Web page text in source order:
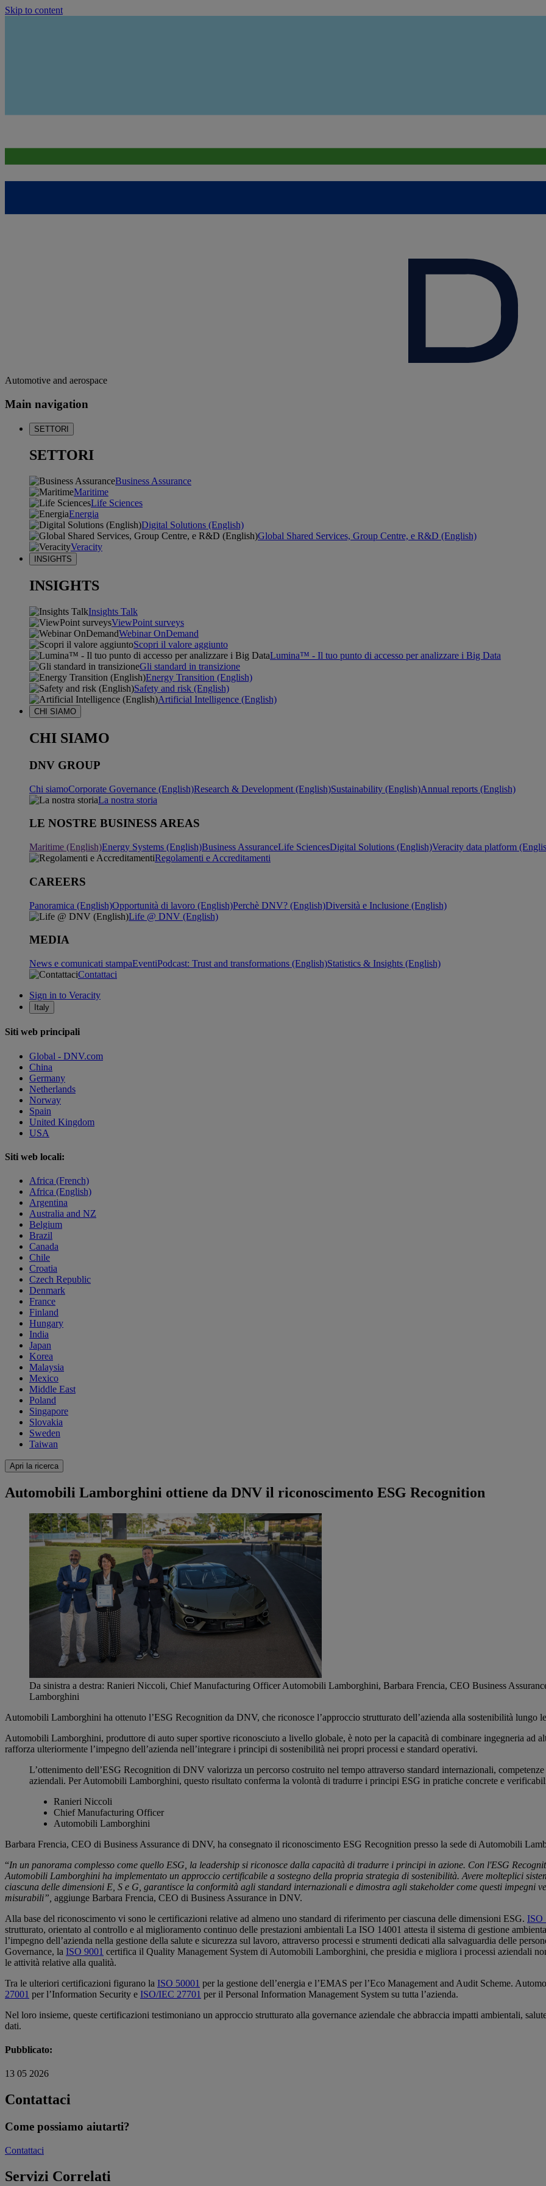
Skip to content
Automotive and aerospace
Main navigation
SETTORI
SETTORI
Business Assurance
Maritime
Life Sciences
Energia
Digital Solutions (English)
Global Shared Services, Group Centre, e R&D (English)
Veracity
INSIGHTS
INSIGHTS
Insights Talk
ViewPoint surveys
Webinar OnDemand
Scopri il valore aggiunto
Lumina™ - Il tuo punto di accesso per analizzare i Big Data
Gli standard in transizione
Energy Transition (English)
Safety and risk (English)
Artificial Intelligence (English)
CHI SIAMO
CHI SIAMO
DNV GROUP
Chi siamoCorporate Governance (English)Research & Development (English)Sustainability (English)Annual reports (English)
La nostra storia
LE NOSTRE BUSINESS AREAS
Maritime (English)Energy Systems (English)Business AssuranceLife SciencesDigital Solutions (English)Veracity data platform
Regolamenti e Accreditamenti
CAREERS
Panoramica (English)Opportunità di lavoro (English)Perchè DNV? (English)Diversità e Inclusione (English)
Life @ DNV (English)
MEDIA
News e comunicati stampaEventiPodcast: Trust and transformations (English)Statistics & Insights (English)
Contattaci
Sign in to Veracity
Italy
Siti web principali
Global - DNV.com
China
Germany
Netherlands
Norway
Spain
United Kingdom
USA
Siti web locali:
Africa (French)
Africa (English)
Argentina
Australia and NZ
Belgium
Brazil
Canada
Chile
Croatia
Czech Republic
Denmark
France
Finland
Hungary
India
Japan
Korea
Malaysia
Mexico
Middle East
Poland
Singapore
Slovakia
Sweden
Taiwan
Apri la ricerca
Automobili Lamborghini ottiene da DNV il riconoscimento ESG Recognition
Da sinistra a destra: Ranieri Niccoli, Chief Manufacturing Officer Automobili Lamborghini, Barbara Frencia, CEO Business
Lamborghini
Automobili Lamborghini ha ottenuto l’ESG Recognition da DNV, che riconosce l’approccio strutturato dell’azienda alla sostenibilità lungo
Automobili Lamborghini, produttore di auto super sportive riconosciuto a livello globale, è noto per la capacità di combinare ingegneria ad
rafforza ulteriormente l’impegno dell’azienda nell’integrare i principi di sostenibilità nei propri processi e standard operativi.
L’ottenimento dell’ESG Recognition di DNV valorizza un percorso costruito nel tempo attraverso standard internazionali,
aziendali. Per Automobili Lamborghini, questo risultato conferma la volontà di tradurre i principi ESG in pratiche concrete e
Ranieri Niccoli
Chief Manufacturing Officer
Automobili Lamborghini
Barbara Frencia, CEO di Business Assurance di DNV, ha consegnato il riconoscimento ESG Recognition presso la sede di Automobili
“In un panorama complesso come quello ESG, la leadership si riconosce dalla capacità di tradurre i principi in azione. Con l'ESG
Automobili Lamborghini ha implementato un approccio certificabile a sostegno della propria strategia di sostenibilità. Avere molteplici
ciascuna delle dimensioni E, S e G, garantisce la conformità agli standard internazionali e dimostra agli stakeholder come questi impegni
misurabili”, aggiunge Barbara Frencia, CEO di Business Assurance in DNV.
Alla base del riconoscimento vi sono le certificazioni relative ad almeno uno standard di riferimento per ciascuna delle dimensioni ESG. ISO
strutturato, orientato al controllo e al miglioramento continuo delle prestazioni ambientali La ISO 14001 attesta il sistema di gestione
l’impegno dell’azienda nella gestione della salute e sicurezza sul lavoro, attraverso processi e strumenti dedicati alla salvaguardia delle
Governance, la ISO 9001 certifica il Quality Management System di Automobili Lamborghini, che presidia e migliora i processi aziendali
le attività relative alla qualità.
Tra le ulteriori certificazioni figurano la ISO 50001 per la gestione dell’energia e l’EMAS per l’Eco Management and Audit Scheme.
27001 per l’Information Security e ISO/IEC 27701 per il Personal Information Management System su tutta l’azienda.
Nel loro insieme, queste certificazioni testimoniano un approccio strutturato alla governance aziendale che abbraccia impatti ambientali,
dati.
Pubblicato:
13 05 2026
Contattaci
Come possiamo aiutarti?
Contattaci
Servizi Correlati